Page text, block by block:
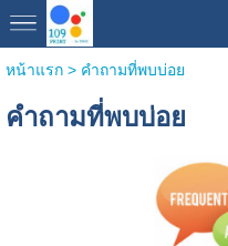
หน้าแรก> คำถามที่พบบ่อย
คำถามที่พบบ่อย